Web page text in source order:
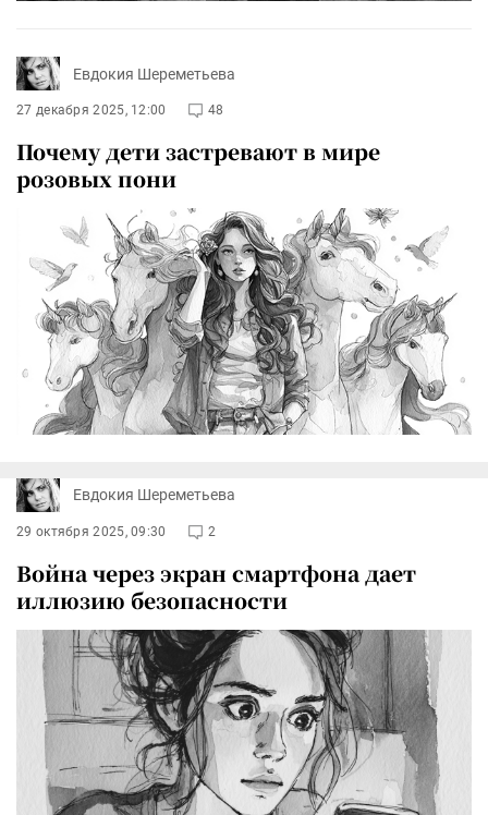
Евдокия Шереметьева
27 декабря 2025, 12:00 48
Почему дети застревают в мире
розовых пони
Евдокия Шереметьева
29 октября 2025, 09:30 2
Война через экран смартфона дает
иллюзию безопасности